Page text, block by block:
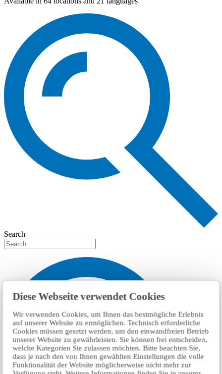
Diese Webseite verwendet Cookies
Wir verwenden Cookies, um Ihnen das bestmögliche Erlebnis
auf unserer Website zu ermöglichen. Technisch erforderliche
Cookies müssen gesetzt werden, um den einwandfreien Betrieb
unserer Website zu gewährleisten. Sie können frei entscheiden,
welche Kategorien Sie zulassen möchten. Bitte beachten Sie,
dass je nach den von Ihnen gewählten Einstellungen die volle
Funktionalität der Website möglicherweise nicht mehr zur
Search